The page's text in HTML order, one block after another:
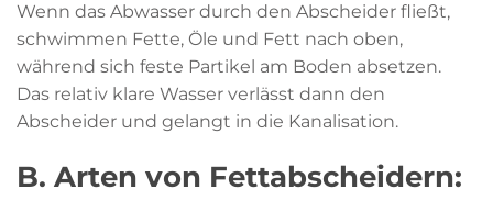
Wenn das Abwasser durch den Abscheider fließt,
schwimmen Fette, Öle und Fett nach oben,
während sich feste Partikel am Boden absetzen.
Das relativ klare Wasser verlässt dann den
Abscheider und gelangt in die Kanalisation.
B. Arten von Fettabscheidern: